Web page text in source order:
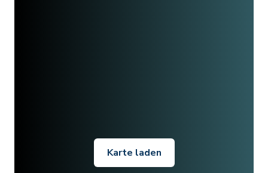
Karte laden